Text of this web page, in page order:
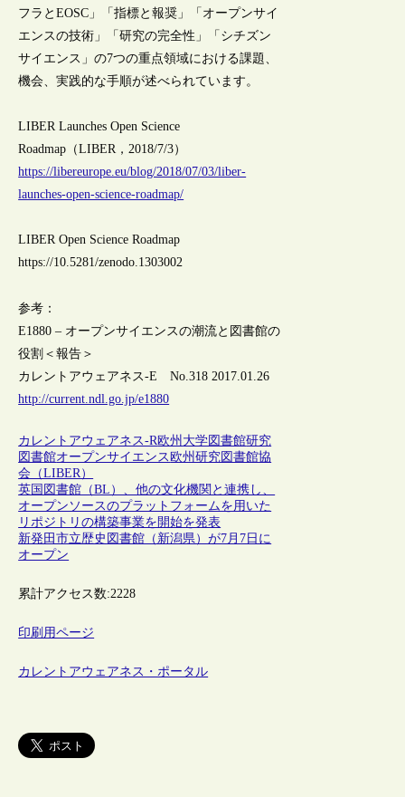
フラとEOSC」「指標と報奨」「オープンサイ
エンスの技術」「研究の完全性」「シチズン
サイエンス」の7つの重点領域における課題、
機会、実践的な手順が述べられています。
LIBER Launches Open Science
Roadmap（LIBER，2018/7/3）
https://libereurope.eu/blog/2018/07/03/liber-
launches-open-science-roadmap/
LIBER Open Science Roadmap
https://10.5281/zenodo.1303002
参考：
E1880 – オープンサイエンスの潮流と図書館の
役割＜報告＞
カレントアウェアネス-E No.318 2017.01.26
http://current.ndl.go.jp/e1880
カレントアウェアネス-R欧州 大学図書館研究
図書館オープンサイエンス 欧州研究図書館協
会（LIBER）
英国図書館（BL）、他の文化機関と連携し、
オープンソースのプラットフォームを用いた
リポジトリの構築事業を開始を発表
新発田市立歴史図書館（新潟県）が7月7日に
オープン
累計アクセス数:2228
印刷用ページ
カレントアウェアネス・ポータル